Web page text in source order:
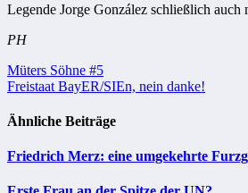
Legende Jorge González schließlich auch
PH
Beitragsnavigation
Müters Söhne #5
Freistaat BayER/SIEn, nein danke!
Ähnliche Beiträge
Friedrich Merz: eine umgekehrte